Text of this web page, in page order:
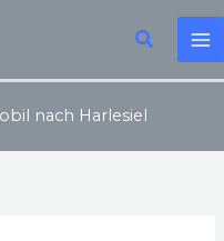
Suchen
nach Harlesiel